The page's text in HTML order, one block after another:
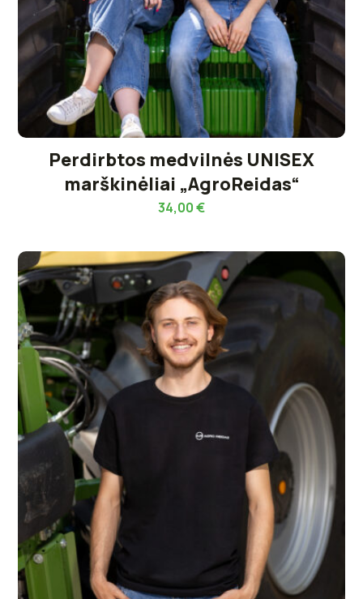
Perdirbtos medvilnės UNISEX
marškinėliai „AgroReidas“
34,00€